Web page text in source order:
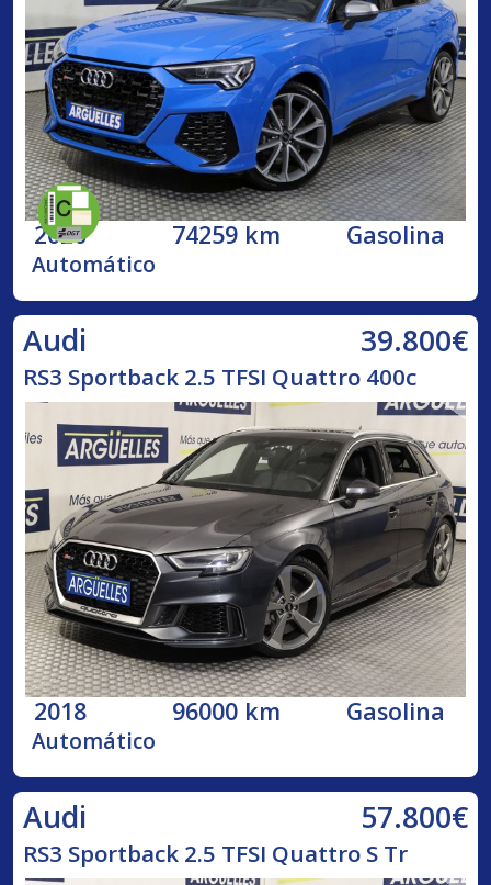
2020 74259 km Gasolina
Automático
Audi 39.800€
RS3 Sportback 2.5 TFSI Quattro 400c
2018 96000 km Gasolina
Automático
Audi 57.800€
RS3 Sportback 2.5 TFSI Quattro S Tr